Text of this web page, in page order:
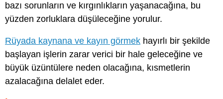
bazı sorunların ve kırgınlıkların yaşanacağına, bu
yüzden zorluklara düşüleceğine yorulur.
Rüyada kaynana ve kayın görmek hayırlı bir şekilde
başlayan işlerin zarar verici bir hale geleceğine ve
büyük üzüntülere neden olacağına, kısmetlerin
azalacağına delalet eder.